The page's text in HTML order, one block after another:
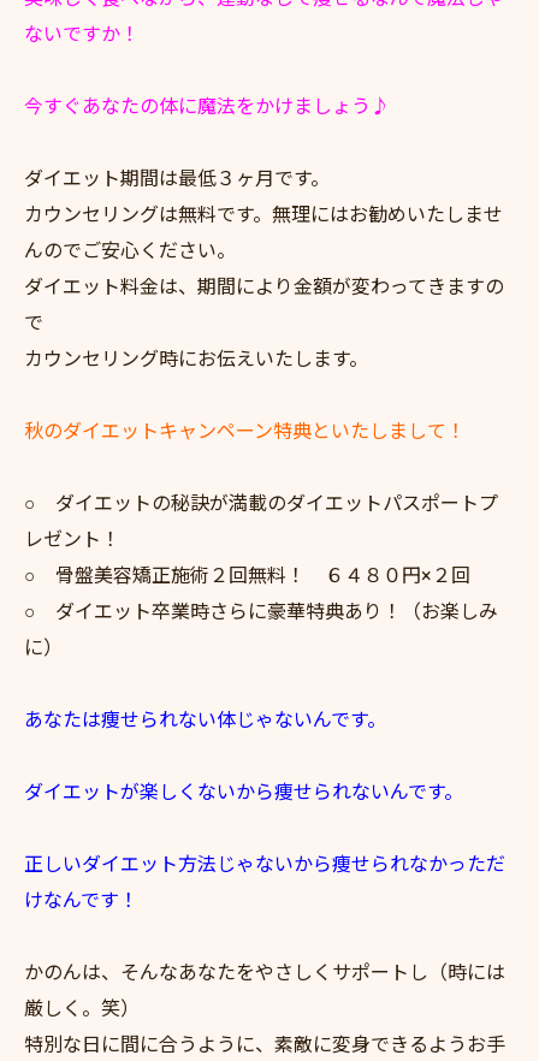
ないですか！
今すぐあなたの体に魔法をかけましょう♪
ダイエット期間は最低３ヶ月です。
カウンセリングは無料です。無理にはお勧めいたしませ
んのでご安心ください。
ダイエット料金は、期間により金額が変わってきますの
で
カウンセリング時にお伝えいたします。
秋のダイエットキャンペーン特典といたしまして！
○ ダイエットの秘訣が満載のダイエットパスポートプ
レゼント！
○ 骨盤美容矯正施術２回無料！ ６４８０円×２回
○ ダイエット卒業時さらに豪華特典あり！（お楽しみ
に）
あなたは痩せられない体じゃないんです。
ダイエットが楽しくないから痩せられないんです。
正しいダイエット方法じゃないから痩せられなかっただ
けなんです！
かのんは、そんなあなたをやさしくサポートし（時には
厳しく。笑）
特別な日に間に合うように、素敵に変身できるようお手